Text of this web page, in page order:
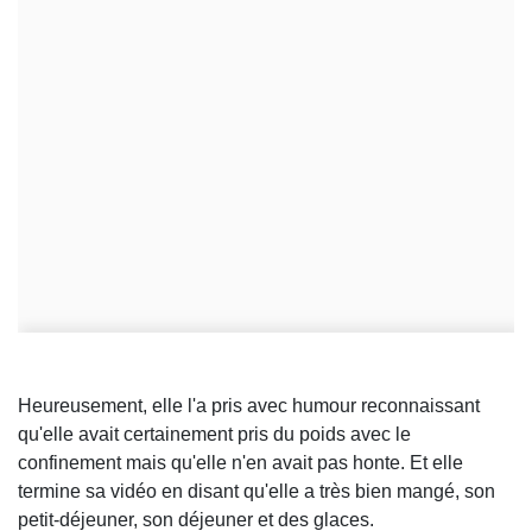
Heureusement, elle l'a pris avec humour reconnaissant
qu'elle avait certainement pris du poids avec le
confinement mais qu'elle n'en avait pas honte. Et elle
termine sa vidéo en disant qu'elle a très bien mangé, son
petit-déjeuner, son déjeuner et des glaces.